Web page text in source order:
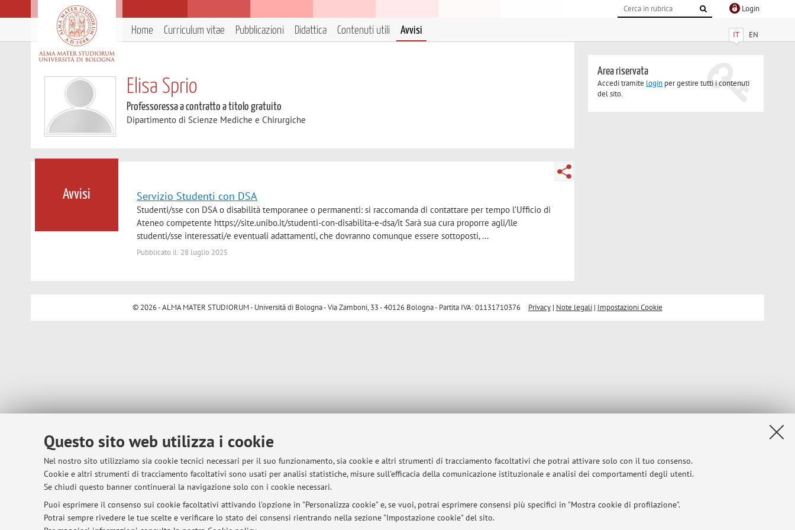
Questo sito web utilizza i cookie
Nel nostro sito utilizziamo sia cookie tecnici necessari per il suo funzionamento, sia cookie e altri strumenti di tracciamento facoltativi che potrai attivare solo con il tuo consenso.
Cookie e altri strumenti di tracciamento facoltativi sono usati per analisi statistiche, misure sull'efficacia della comunicazione istituzionale e analisi dei comportamenti degli utenti.
Se chiudi questo banner continuerai la navigazione solo con i cookie necessari.
Puoi esprimere il consenso sui cookie facoltativi attivando l'opzione in "Personalizza cookie" e, se vuoi, potrai esprimere consensi più specifici in "Mostra cookie di profilazione".
Potrai sempre rivedere le tue scelte e verificare lo stato dei consensi rientrando nella sezione "Impostazione cookie" del sito.
Login
IT EN
Home Curriculum vitae Pubblicazioni Didattica Contenuti utili Avvisi
Elisa Sprio
Professoressa a contratto a titolo gratuito
Dipartimento di Scienze Mediche e Chirurgiche
Avvisi Servizio Studenti con DSA
Studenti/sse con DSA o disabilità temporanee o permanenti: si raccomanda di contattare per tempo l’Ufficio di
Ateneo competente https://site.unibo.it/studenti-con-disabilita-e-dsa/it Sarà sua cura proporre agli/lle
studenti/sse interessati/e eventuali adattamenti, che dovranno comunque essere sottoposti, ...
Pubblicato il: 28 luglio 2025
Area riservata
Accedi tramite login per gestire tutti i contenuti
del sito.
© 2026 - ALMA MATER STUDIORUM - Università di Bologna - Via Zamboni, 33 - 40126 Bologna - Partita IVA: 01131710376 Privacy| Note legali| Impostazioni Cookie